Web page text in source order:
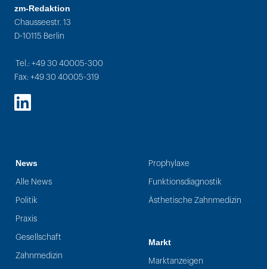
zm-Redaktion
Chausseestr. 13
D-10115 Berlin
Tel.: +49 30 40005-300
Fax: +49 30 40005-319
LinkedIn
News
Alle News
Politik
Praxis
Gesellschaft
Zahnmedizin
Prophylaxe
Funktionsdiagnostik
Ästhetische Zahnmedizin
Markt
Marktanzeigen